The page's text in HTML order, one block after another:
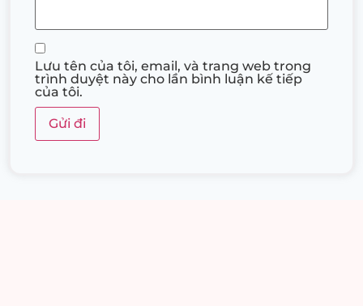
Lưu tên của tôi, email, và trang web trong
trình duyệt này cho lần bình luận kế tiếp
của tôi.